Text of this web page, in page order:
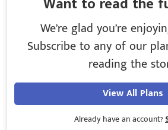
We’re glad you’re
Subscribe to any of our
reading the
View All Plans
Already have an account?